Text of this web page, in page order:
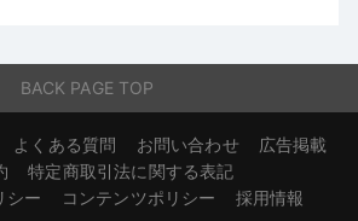
BACK PAGE TOP
よくある質問 お問い合わせ
広告掲載
特定商取引法に関する表記
シー
コンテンツポリシー 採用情報